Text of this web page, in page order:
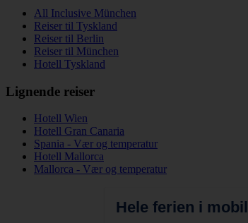
All Inclusive München
Reiser til Tyskland
Reiser til Berlin
Reiser til München
Hotell Tyskland
Lignende reiser
Hotell Wien
Hotell Gran Canaria
Spania - Vær og temperatur
Hotell Mallorca
Mallorca - Vær og temperatur
Hele ferien i